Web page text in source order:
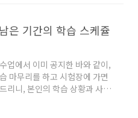
은 기간의 학습 스케쥴
업에서 이미 공지한 바와 같이,
마무리를 하고 시험장에 가면
리니, 본인의 학습 상황과 사정